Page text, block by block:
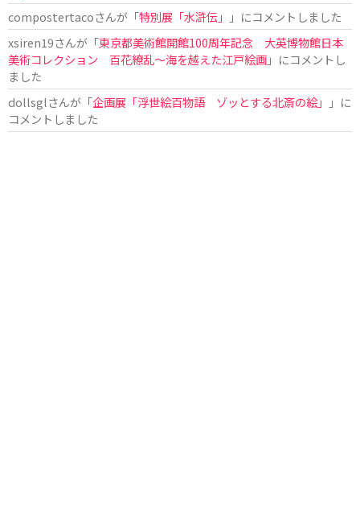
compostertacoさんが「特別展「水滸伝」
」にコメントしました
xsiren19さんが「東京都美術館開館100周年記念 大英博物館日本
美術コレクション 百花繚乱～海を越えた江戸絵画」にコメントし
ました
dollsglさんが「企画展「浮世絵百物語 ゾッとする北斎の絵」
」に
コメントしました